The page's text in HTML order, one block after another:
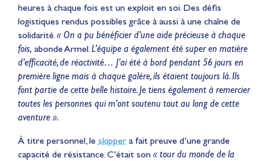
heures à chaque fois est un exploit en soi. Des défis
logistiques rendus possibles grâce à aussi à une chaîne de
solidarité.« On a pu bénéficier d’une aide précieuse à chaque
fois, abonde Armel.L’équipe a également été super en matière
d’efficacité, de réactivité… J’ai été à bord pendant 56 jours en
première ligne mais à chaque galère, ils étaient toujours là. Ils
font partie de cette belle histoire. Je tiens également à remercier
toutes les personnes qui m’ont soutenu tout au long de cette
aventure ».
À titre personnel, le skipper a fait preuve d’une grande
capacité de résistance. C’était son « tour du monde de la